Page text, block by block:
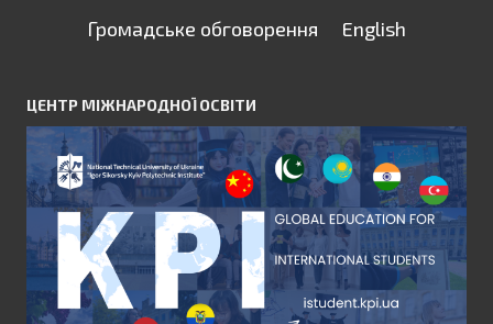
Громадське обговорення
English
ЦЕНТР МІЖНАРОДНОЇ ОСВІТИ